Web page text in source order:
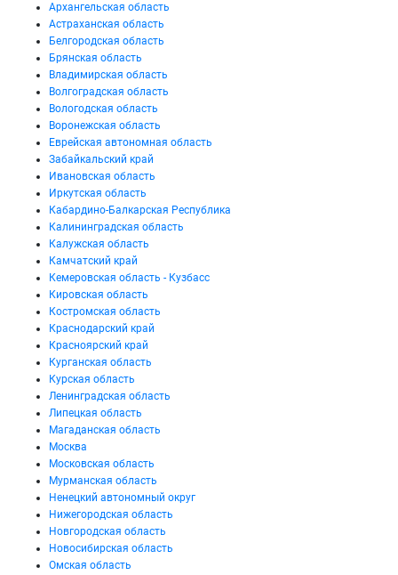
Архангельская область
Астраханская область
Белгородская область
Брянская область
Владимирская область
Волгоградская область
Вологодская область
Воронежская область
Еврейская автономная область
Забайкальский край
Ивановская область
Иркутская область
Кабардино-Балкарская Республика
Калининградская область
Калужская область
Камчатский край
Кемеровская область - Кузбасс
Кировская область
Костромская область
Краснодарский край
Красноярский край
Курганская область
Курская область
Ленинградская область
Липецкая область
Магаданская область
Москва
Московская область
Мурманская область
Ненецкий автономный округ
Нижегородская область
Новгородская область
Новосибирская область
Омская область